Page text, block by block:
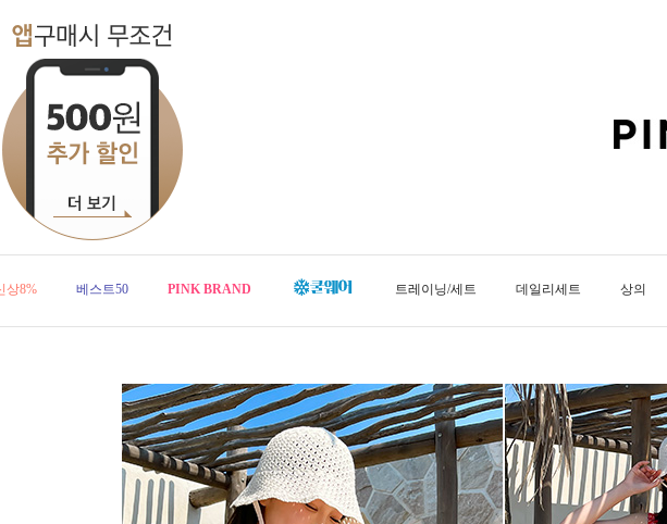
상8% 베스트50 PINK BRAND 트레이닝/세트 데일리세트 상의